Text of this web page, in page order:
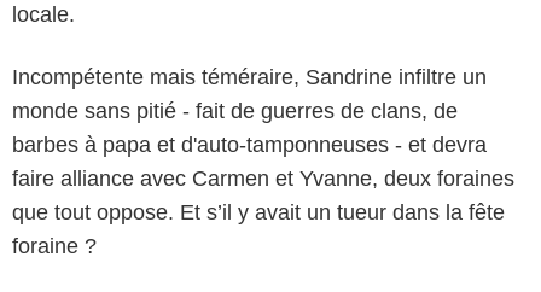
locale.
Incompétente mais téméraire, Sandrine infiltre un
monde sans pitié - fait de guerres de clans, de
barbes à papa et d'auto-tamponneuses - et devra
faire alliance avec Carmen et Yvanne, deux foraines
que tout oppose. Et s’il y avait un tueur dans la fête
foraine ?